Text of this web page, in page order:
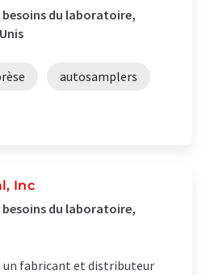
du laboratoire,
autosamplers
Inc
du laboratoire,
fabricant et distributeur